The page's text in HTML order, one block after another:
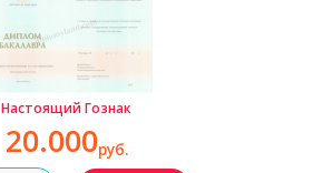
Настоящий Гознак
20.000руб.